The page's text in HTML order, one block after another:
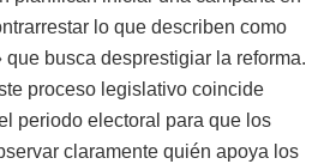
lo que describen como
busca desprestigiar la reforma.
proceso legislativo coincide
periodo electoral para que los
claramente quién apoya los